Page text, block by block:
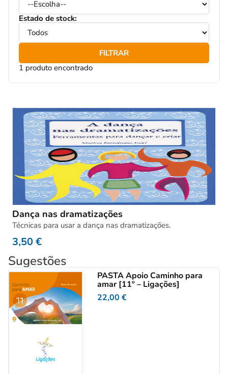
Estado de stock:
FILTRAR
1 produto encontrado
Dança nas dramatizações
Técnicas para usar a dança nas dramatizações.
3,50€
Sugestões
PASTA Apoio Caminho para
amar [11º – Ligações]
22,00 €